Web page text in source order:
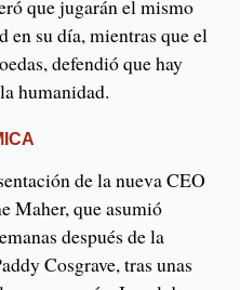
que jugarán el mismo
en su día, mientras que el
defendió que hay
humanidad.
de la nueva CEO
Maher, que asumió
después de la
Cosgrave, tras unas